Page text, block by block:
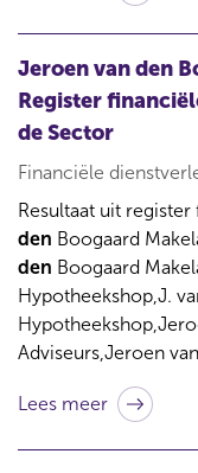
Jeroen van den
Register
de Sector
Financiële
Resultaat uit
den Boogaard
den Boogaard
Hypotheekshop,J.
Adviseurs,Jeroen van
Lees meer